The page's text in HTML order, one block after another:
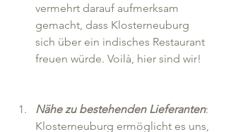
vermehrt darauf aufmerksam
gemacht, dass Klosterneuburg
sich über ein indisches Restaurant
freuen würde. Voilà, hier sind wir!
Nähe zu bestehenden Lieferanten:
Klosterneuburg ermöglicht es uns,